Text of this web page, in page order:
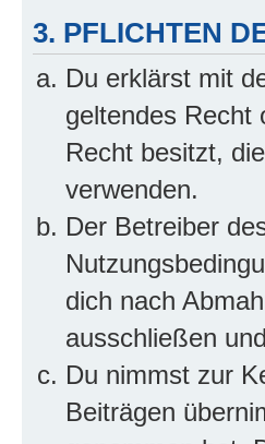
3. PFLICHTEN
Du erklärst mit
geltendes Recht
Recht besitzt,
verwenden.
Der Betreiber
dich nach
ausschließen
Du nimmst zur
Beiträgen